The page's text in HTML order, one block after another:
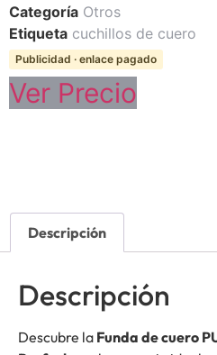
Categoría Otros
Etiqueta cuchillos de cuero
Publicidad · enlace pagado
Ver Precio
Descripción
Descripción
Descubre la Funda de cuero